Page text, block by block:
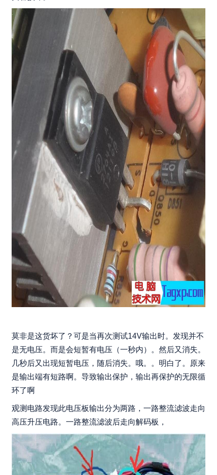
莫非是这货坏了？可是当再次测试14V输出时。发现并不
是无电压。而是会短暂有电压（一秒内）。然后又消失。
几秒后又出现短暂电压，随后消失。哦。。明白了。原来
是输出端有短路啊。导致输出保护，输出再保护的无限循
环了啊
观测电路发现此电压板输出分为两路，一路整流滤波走向
高压升压电路。一路整流滤波后走向解码板，